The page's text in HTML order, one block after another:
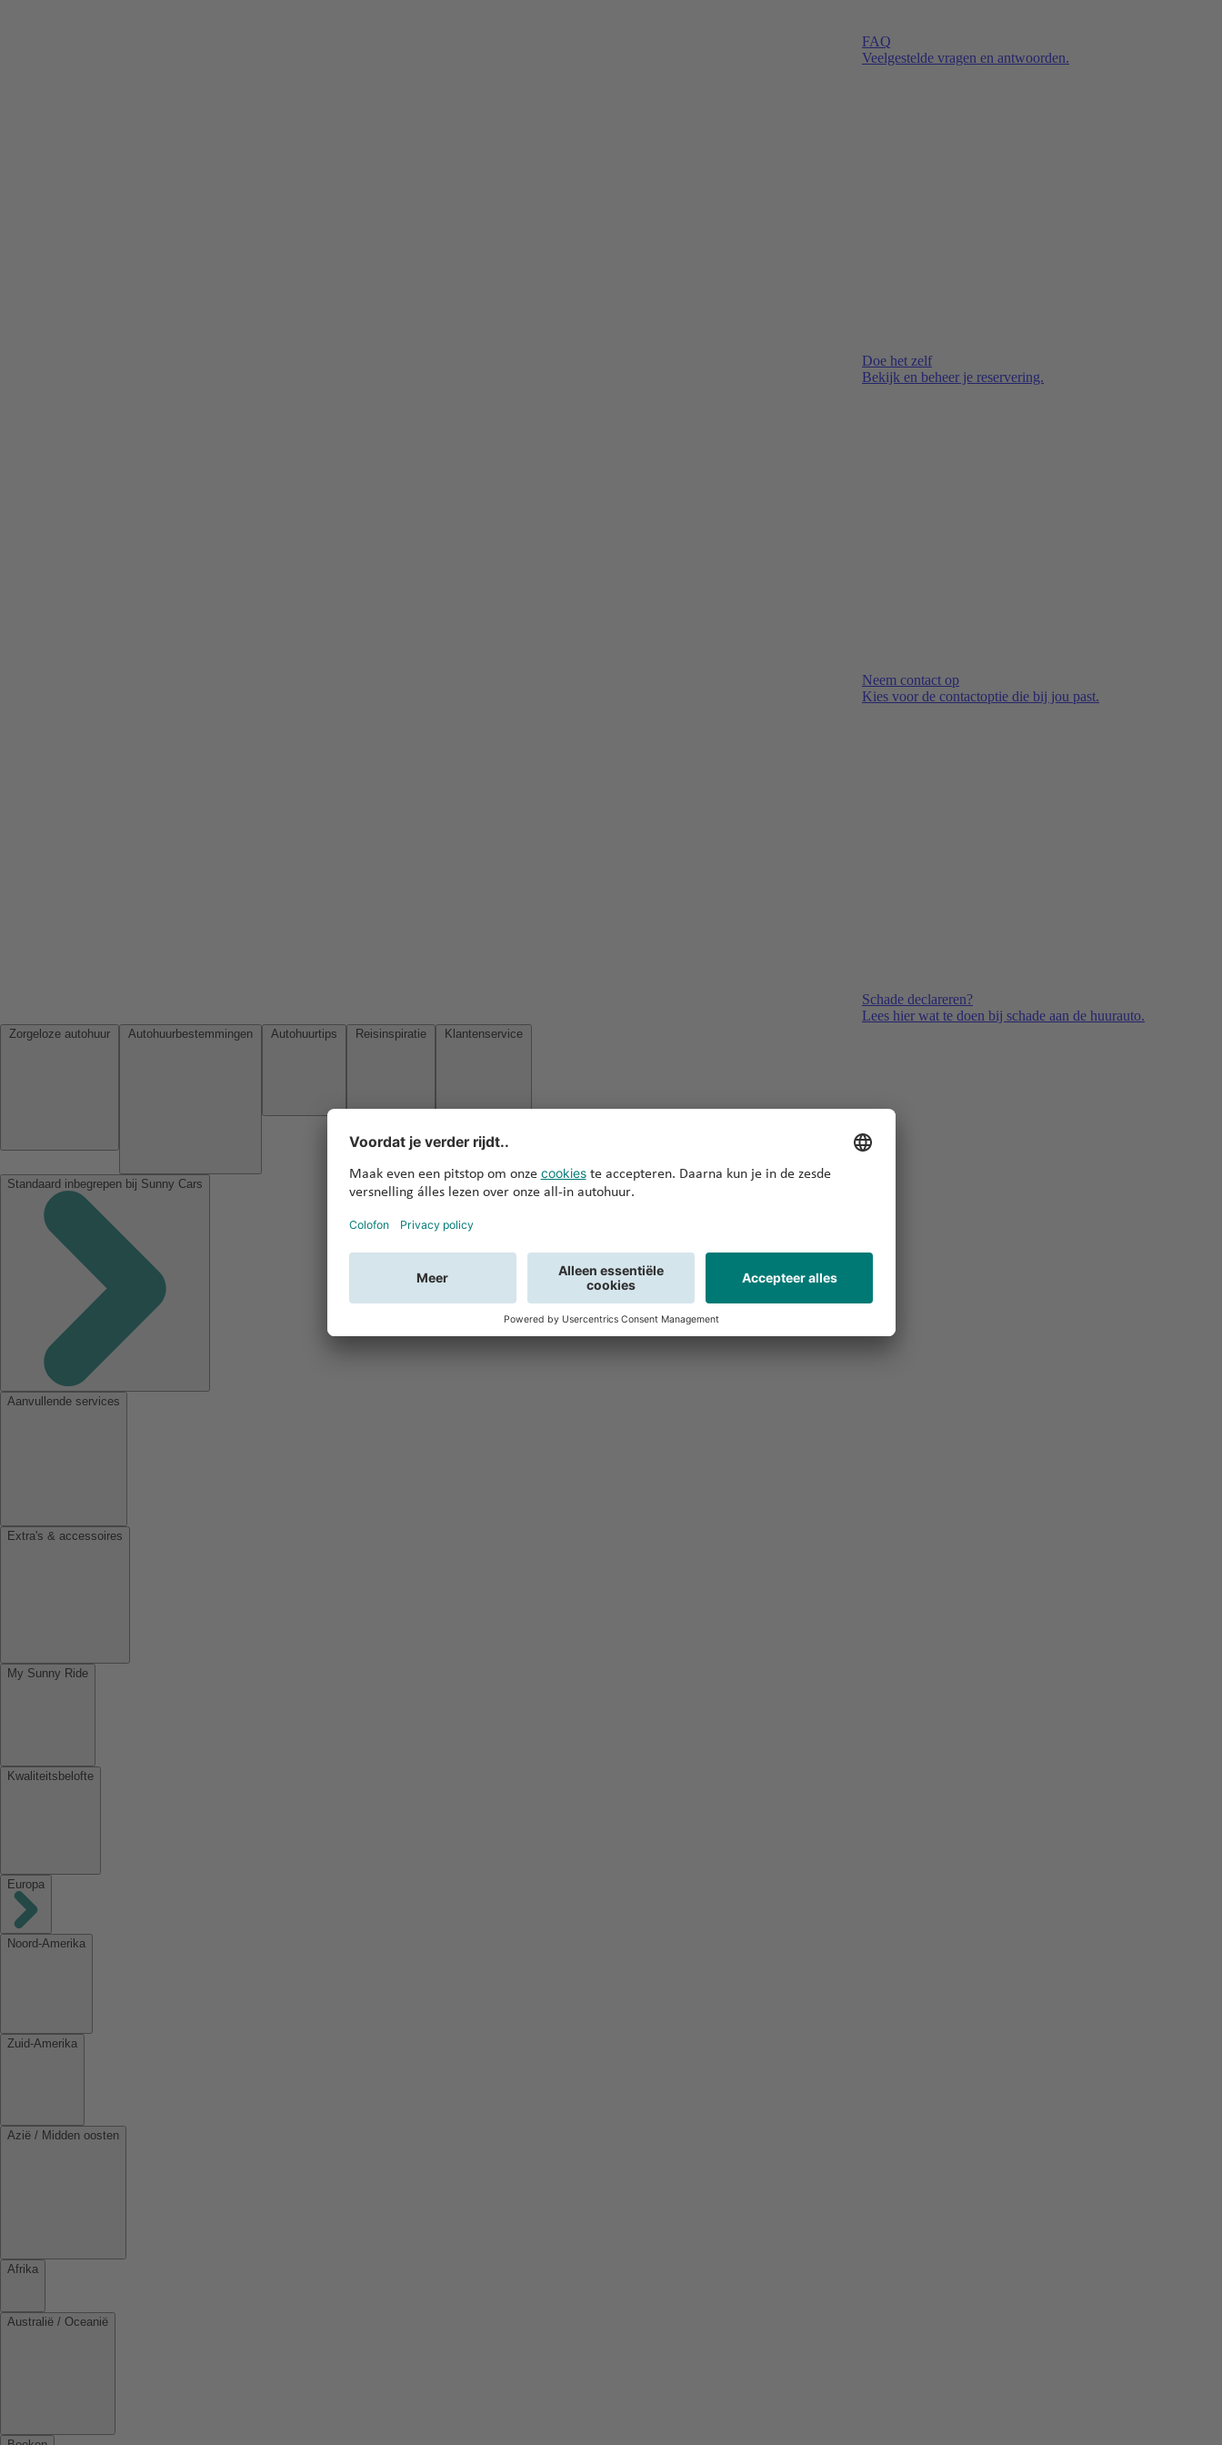
FAQ
Veelgestelde vragen en antwoorden.
Doe het zelf
Bekijk en beheer je reservering.
Neem contact op
Kies voor de contactoptie die bij jou past.
Schade declareren?
Lees hier wat te doen bij schade aan de huurauto.
Standaard inbegrepen bij Sunny Cars
Aanvullende services
Extra's & accessoires
My Sunny Ride
Kwaliteitsbelofte
Europa
Noord-Amerika
Zuid-Amerika
Azië / Midden oosten
Afrika
Australië / Oceanië